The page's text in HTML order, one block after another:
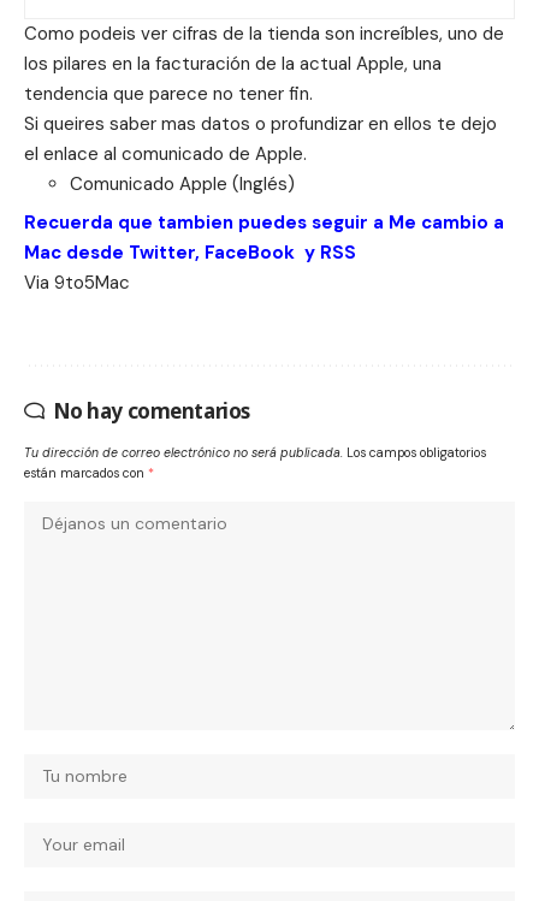
Como podeis ver cifras de la tienda son increíbles, uno de
los pilares en la facturación de la actual Apple, una
tendencia que parece no tener fin.
Si queires saber mas datos o profundizar en ellos te dejo
el enlace al comunicado de Apple.
Comunicado Apple (Inglés)
Recuerda que tambien puedes seguir a Me cambio a
Mac desde Twitter, FaceBook y RSS
Via 9to5Mac
No hay comentarios
Tu dirección de correo electrónico no será publicada. Los campos obligatorios
están marcados con *